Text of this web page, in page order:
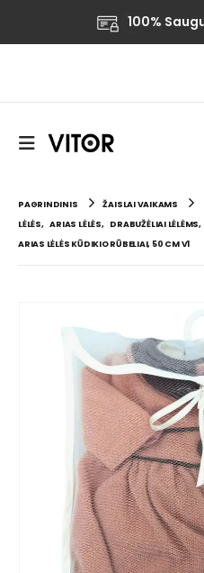
100%
PAGRINDINIS
ŽAISLAI VAIKAMS
LĖLĖS, ARIAS LĖLĖS, DRABUŽĖLIAI LĖLĖMS,
ARIAS LĖLĖS KŪDIKIO RŪBELIAI, 50 CM V1